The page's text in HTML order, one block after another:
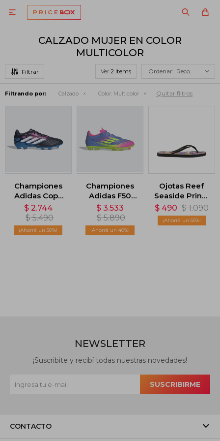

CALZADO MUJER EN COLOR
MULTICOLOR
Ver Recomendados
Filtrando por: Calzado Color: Multicolor Quitar filtros
Championes
Adidas Copa
Pure 2 League
Terreno Firme
- Multicolor
$ 2.744
$ 5.490
50
Championes
Adidas F50
League
Terreno
Firme/Multiterreno
- Multicolor
$ 3.533
$ 5.890
40
Ojotas Reef
Seaside Prints
- Multicolor
$ 490 $ 1.090
55
CONTACTO
NEWSLETTER
¡Suscribite y recibí todas nuestras novedades!
SUSCRIBIRME